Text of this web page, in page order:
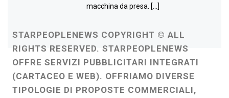
macchina da presa. […]
STARPEOPLENEWS COPYRIGHT © ALL
RIGHTS RESERVED. STARPEOPLENEWS
OFFRE SERVIZI PUBBLICITARI INTEGRATI
(CARTACEO E WEB). OFFRIAMO DIVERSE
TIPOLOGIE DI PROPOSTE COMMERCIALI,